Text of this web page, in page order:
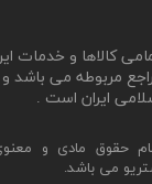
حقوق مادی و
می باشد.
کالاها و خدمات
مربوطه می باشد
ایران است .